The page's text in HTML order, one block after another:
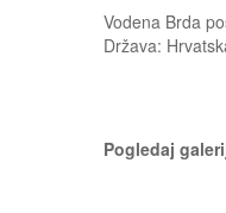
Vodena Brda
Država:
Pogledaj